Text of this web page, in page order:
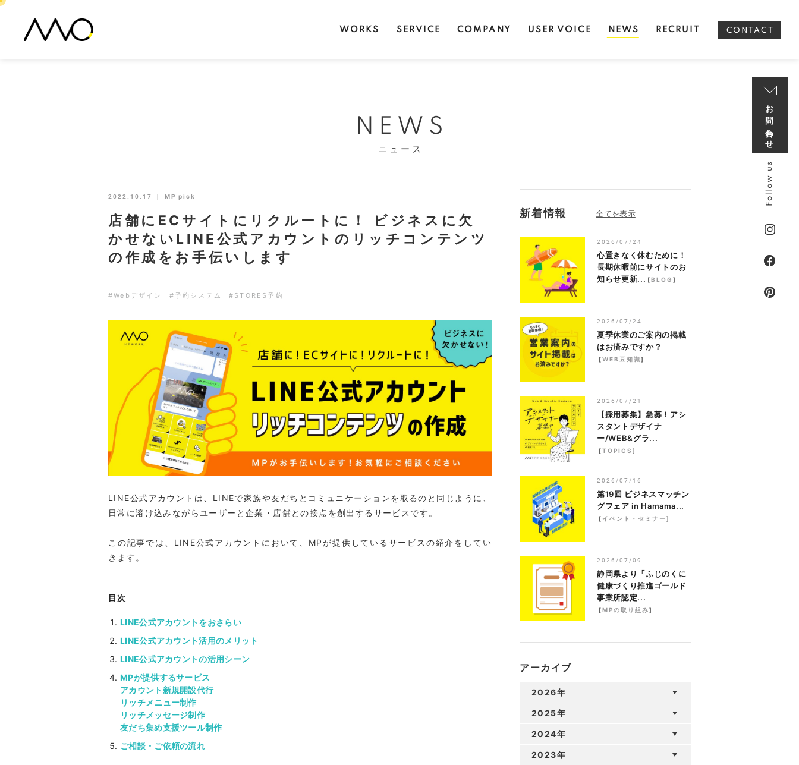
WORKS SERVICE COMPANY USER VOICE NEWS RECRUIT CONTACT
NEWS
ニュース
2022.10.17 ｜ MP pick
店舗にECサイトにリクルートに！ ビジネスに欠
かせないLINE公式アカウントのリッチコンテンツ
の作成をお手伝いします
#Webデザイン #予約システム #STORES予約
LINE公式アカウントは、LINEで家族や友だちとコミュニケーションを取るのと同じように、
日常に溶け込みながらユーザーと企業・店舗との接点を創出するサービスです。
この記事では、LINE公式アカウントにおいて、MPが提供しているサービスの紹介をしてい
きます。
目次
LINE公式アカウントをおさらい
LINE公式アカウント活用のメリット
LINE公式アカウントの活用シーン
MPが提供するサービス
アカウント新規開設代行
リッチメニュー制作
リッチメッセージ制作
友だち集め支援ツール制作
ご相談・ご依頼の流れ
新着情報
2026/07/24
心置きなく休むために！
長期休暇前にサイトのお
知らせ更新... [BLOG]
2026/07/24
夏季休業のご案内の掲載
はお済みですか？
[WEB豆知識]
2026/07/21
【採用募集】急募！アシ
スタントデザイナ
ー/WEB&グラ...
[TOPICS ]
2026/07/16
第19回 ビジネスマッチン
グフェア in Hamama...
[ イベント・セミナー]
2026/07/09
静岡県より「ふじのくに
健康づくり推進ゴールド
事業所認定...
[MPの取り組み]
アーカイブ
2026年
2025年
2024年
2023年
お問い合わせ
Follow us